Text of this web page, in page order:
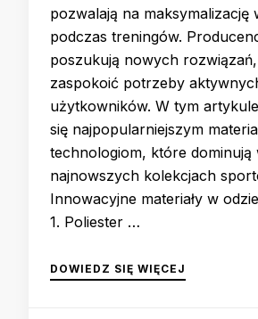
pozwalają na maksymalizację
podczas treningów.
poszukują nowych
zaspokoić potrzeby
użytkowników. W tym
się najpopularniejszym
technologiom, które dominują
najnowszych kolekcjach
Innowacyjne materiały w
1. Poliester …
DOWIEDZ SIĘ WIĘCEJ